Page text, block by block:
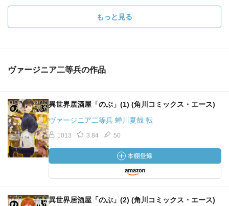
つか、
まぁ、
トマスはぶっかけ！
もっと見る
ヴァージニア二等兵の作品
異世界居酒屋「のぶ」(1) (角川コミックス・エース)
ヴァージニア二等兵 蝉川夏哉 転
1013 3.84 50
異世界居酒屋「のぶ」(2) (角川コミックス・エース)